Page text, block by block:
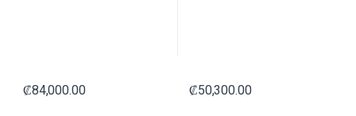
₡84,000.00 ₡50,300.00